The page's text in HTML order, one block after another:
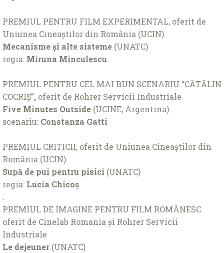
PREMIUL PENTRU FILM EXPERIMENTAL, oferit de
Uniunea Cineaștilor din România (UCIN)
Mecanisme și alte sisteme (UNATC)
regia: Miruna Minculescu
PREMIUL PENTRU CEL MAI BUN SCENARIU “CĂTĂLIN
COCRIȘ”, oferit de Rohrer Servicii Industriale
Five Minutes Outside (UCINE, Argentina)
scenariu: Constanza Gatti
PREMIUL CRITICII, oferit de Uniunea Cineaștilor din
România (UCIN)
Supă de pui pentru pisici (UNATC)
regia: Lucia Chicoș
.
PREMIUL DE IMAGINE PENTRU FILM ROMÂNESC
oferit de Cinelab Romania și Rohrer Servicii
Industriale
Le dejeuner (UNATC)